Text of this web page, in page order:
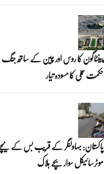
پینٹاگون کا روس اور چین کے ساتھ
حکمت عملی کا مسودہ تیار
پاکستان: بہاولنگر کے قریب بس کے
موٹرسائیکل سوار بچے ہلاک